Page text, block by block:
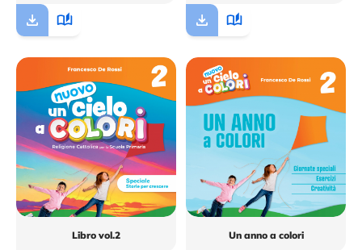
Libro vol.2 Un anno a colori